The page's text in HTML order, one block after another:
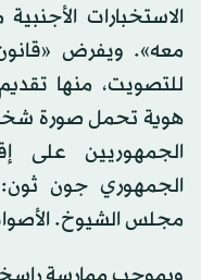
الاستخبارات
معه». ويفرض
للتصويت، منها
هوية تحمل صورة
الجمهوريين على
الجمهوري جون
مجلس الشيوخ.